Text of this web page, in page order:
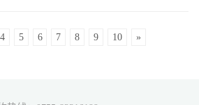
4 5 6 7 8 9 10 »